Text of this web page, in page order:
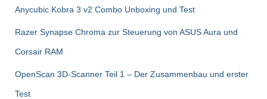
Anycubic Kobra 3 v2 Combo Unboxing und Test
Razer Synapse Chroma zur Steuerung von ASUS Aura und
Corsair RAM
OpenScan 3D-Scanner Teil 1 – Der Zusammenbau und erster
Test